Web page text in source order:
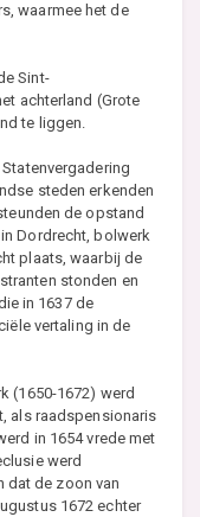
waarmee het de
Sint-
achterland (Grote
te liggen.
steden erkenden
de opstand
Dordrecht, bolwerk
plaats, waarbij de
stonden en
in 1637 de
vertaling in de
(1650-1672) werd
als raadspensionaris
in 1654 vrede met
werd
dat de zoon van
1672 echter